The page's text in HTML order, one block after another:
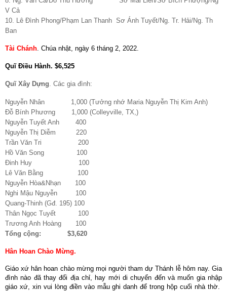
V Cả
10. Lê Đình Phong/Phạm Lan Thanh Sơ Ánh Tuyết/Ng. Tr. Hải/Ng. Th
Ban
Tài Chánh Chúa nhật, ngày 6 tháng 2, 2022
Quĩ Điều Hành. $6,525
Quĩ Xây Dựng. Các gia đình:
Nguyễn Nhân 1,000 (Tưởng nhớ Maria Nguyễn Thị Kim Anh)
Đỗ Bính Phương 1,000 (Colleyville, TX,)
Nguyễn Tuyết Anh 400
Nguyễn Thị Diễm 220
Trần Văn Tri 200
Hồ Văn Song 100
Đinh Huy 100
Lê Văn Bằng 100
Nguyễn Hòa&Nhạn 100
Nghi Mậu Nguyễn 100
Quang-Thinh (Gđ. 195) 100
Thân Ngọc Tuyết 100
Trương Anh Hoàng 100
Tổng cộng: $3,620
Hân Hoan Chào Mừng.
Giáo xứ hân hoan chào mừng mọi người tham dự Thánh lễ hôm nay. Gia
đình nào đã thay đổi địa chỉ, hay mới di chuyển đến và muốn gia nhập
giáo xứ, xin vui lòng điền vào mẫu ghi danh để trong hộp cuối nhà thờ.